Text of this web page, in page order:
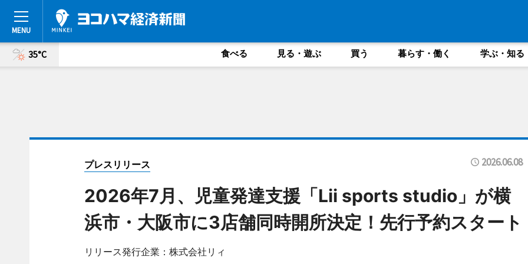
35°C 食べる 見る・遊ぶ 買う 暮らす・働く 学ぶ・知る
プレスリリース 2026.06.08
2026年7月、児童発達支援「Lii sports studio」が横
浜市・大阪市に3店舗同時開所決定！先行予約スタート
リリース発行企業：株式会社リィ